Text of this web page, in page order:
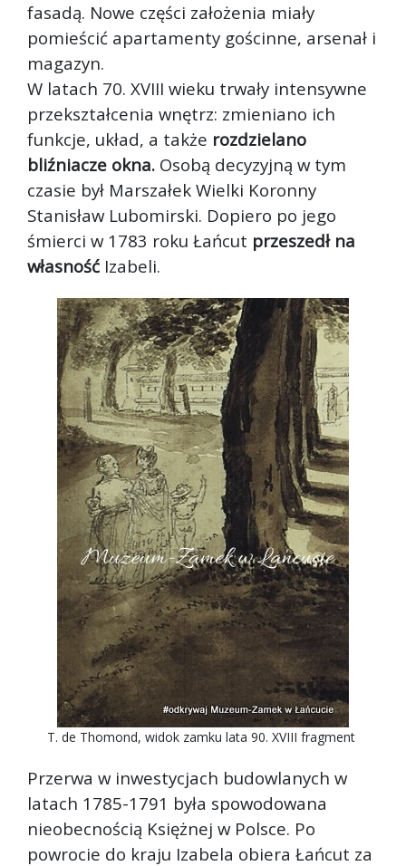
fasadą. Nowe części założenia miały
pomieścić apartamenty gościnne, arsenał i
magazyn.
W latach 70. XVIII wieku trwały intensywne
przekształcenia wnętrz: zmieniano ich
funkcje, układ, a także rozdzielano
bliźniacze okna. Osobą decyzyjną w tym
czasie był Marszałek Wielki Koronny
Stanisław Lubomirski. Dopiero po jego
śmierci w 1783 roku Łańcut przeszedł na
własność Izabeli.
T. de Thomond, widok zamku lata 90. XVIII fragment
Przerwa w inwestycjach budowlanych w
latach 1785-1791 była spowodowana
nieobecnością Księżnej w Polsce. Po
powrocie do kraju Izabela obiera Łańcut za